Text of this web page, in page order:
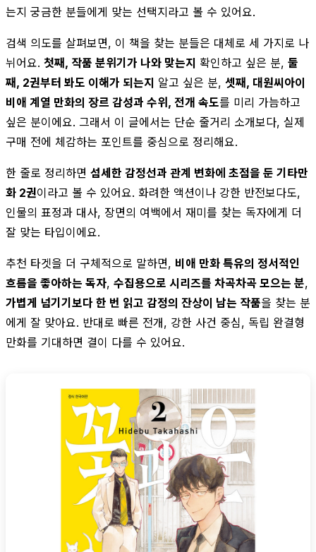
는지 궁금한 분들에게 맞는 선택지라고 볼 수 있어요.
검색 의도를 살펴보면, 이 책을 찾는 분들은 대체로 세 가지로 나
뉘어요. 첫째, 작품 분위기가 나와 맞는지 확인하고 싶은 분, 둘
째, 2권부터 봐도 이해가 되는지 알고 싶은 분, 셋째, 대원씨아이
비애 계열 만화의 장르 감성과 수위, 전개 속도를 미리 가늠하고
싶은 분이에요. 그래서 이 글에서는 단순 줄거리 소개보다, 실제
구매 전에 체감하는 포인트를 중심으로 정리해요.
한 줄로 정리하면 섬세한 감정선과 관계 변화에 초점을 둔 기타만
화 2권이라고 볼 수 있어요. 화려한 액션이나 강한 반전보다도,
인물의 표정과 대사, 장면의 여백에서 재미를 찾는 독자에게 더
잘 맞는 타입이에요.
추천 타겟을 더 구체적으로 말하면, 비애 만화 특유의 정서적인
흐름을 좋아하는 독자, 수집용으로 시리즈를 차곡차곡 모으는 분,
가볍게 넘기기보다 한 번 읽고 감정의 잔상이 남는 작품을 찾는 분
에게 잘 맞아요. 반대로 빠른 전개, 강한 사건 중심, 독립 완결형
만화를 기대하면 결이 다를 수 있어요.